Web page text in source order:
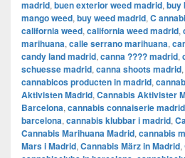
madrid, buen exterior weed madrid, buy
mango weed, buy weed madrid, C
california weed, california weed madrid,
marihuana, calle serrano marihuana,
candy land madrid, canna ???? madrid,
schuesse madrid, canna shoots madrid,
cannabicos producten in madrid,
Aktivisten Madrid, Cannabis Aktivister
Barcelona, cannabis connaiserie madrid
barcelona, cannabis klubbar i madrid,
Cannabis Marihuana Madrid, cannabis
Mars i Madrid, Cannabis März in Madrid,